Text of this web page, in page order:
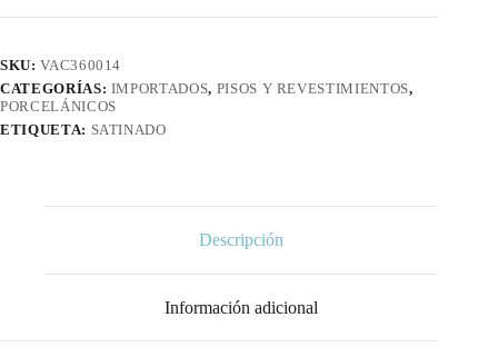
SKU:VAC360014
CATEGORÍAS: IMPORTADOS, PISOS Y REVESTIMIENTOS,
PORCELÁNICOS
ETIQUETA: SATINADO
Descripción
Información adicional